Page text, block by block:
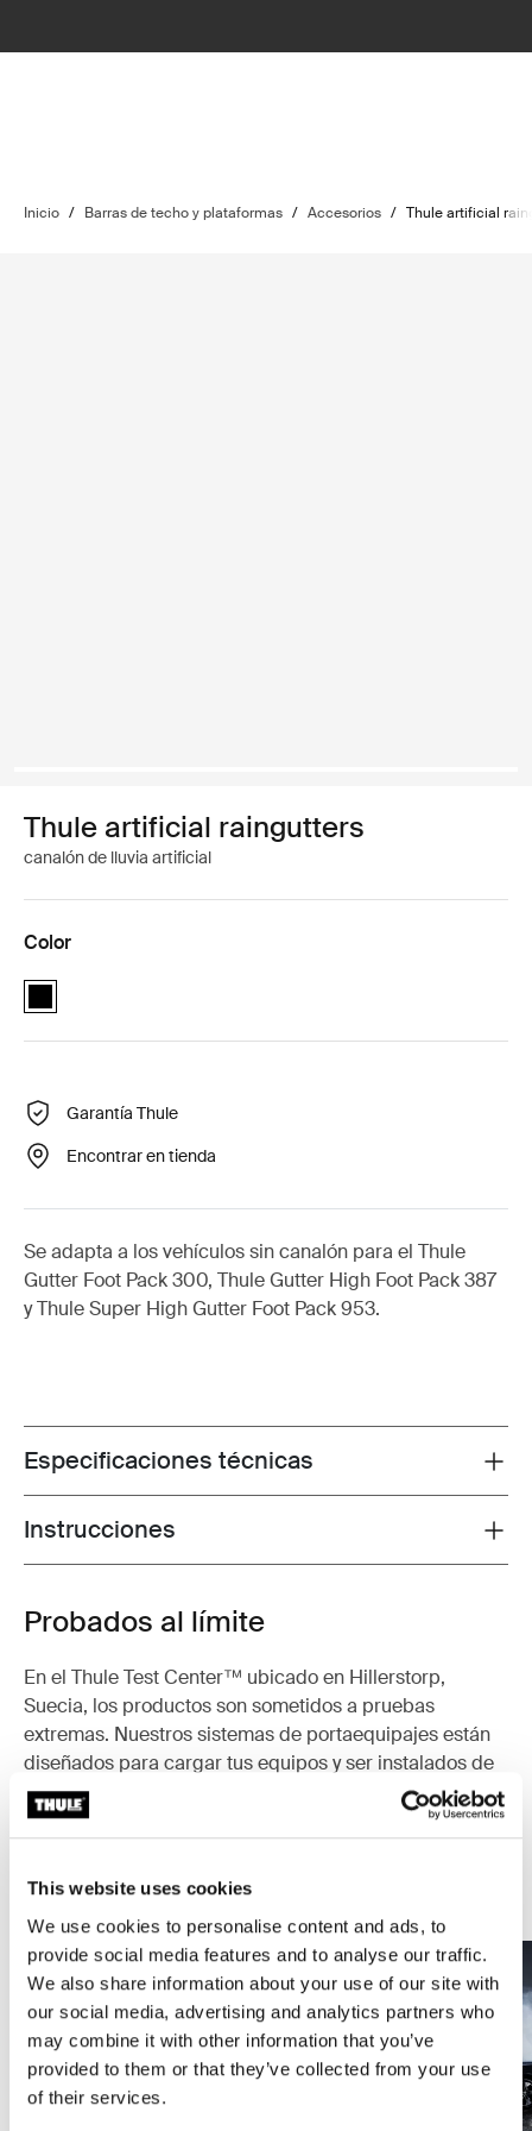
This website uses cookies
We use cookies to personalise content and ads, to
provide social media features and to analyse our traffic.
We also share information about your use of our site with
our social media, advertising and analytics partners who
may combine it with other information that you’ve
provided to them or that they’ve collected from your use
of their services.
Inicio / Barras de techo y plataformas / Accesorios / Thule artificial
Thule artificial raingutters
canalón de lluvia artificial
Color
Thule artificial raingutters Negro (selected)
Garantía Thule
Encontrar en tienda
Se adapta a los vehículos sin canalón para el Thule
Gutter Foot Pack 300, Thule Gutter High Foot Pack 387
y Thule Super High Gutter Foot Pack 953.
Toggle techspec
Especificaciones técnicas
Toggle guides and instructions
Instrucciones
Probados al límite
En el Thule Test Center™ ubicado en Hillerstorp,
Suecia, los productos son sometidos a pruebas
extremas. Nuestros sistemas de portaequipajes están
diseñados para cargar tus equipos y ser instalados de
la forma más segura y firme posible. A continuación, te
contamos algunas de las tantas pruebas que
Explora el Thule Test Center